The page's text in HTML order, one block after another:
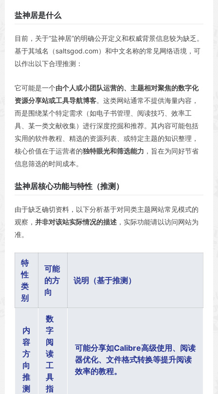
盐神居是什么
目前，关于“盐神居”的明确公开定义和权威背景信息较为缺乏。
基于其域名（saltsgod.com）和中文名称的常见网络语境，可
以作出以下合理推测：
它可能是一个由个人或小团队运营的、主题相对聚焦的数字化
资源分享站或工具导航博客。这类网站通常不提供海量内容，
而是围绕某个特定需求（如电子书管理、阅读技巧、效率工
具、某一类文献收集）进行深度挖掘和推荐。其内容可能包括
实用的软件教程、精选的资源列表、或特定主题的知识整理，
核心价值在于运营者的独特眼光和筛选能力 ，旨在为同好节省
信息筛选的时间成本。
盐神居核心功能与特性（推测）
由于缺乏确切资料，以下分析基于对同类主题网站常见模式的
观察， 并非对该站实际情况的描述 ，实际功能请以访问网站为
准。
特
性
类
别
可能
的方
向
说明（基于推测）
内
容
方
向
推
测
数
字
阅
读
工
具
指
可能分享如Calibre高级使用、阅读
器优化、文件格式转换等提升阅读
效率的教程。